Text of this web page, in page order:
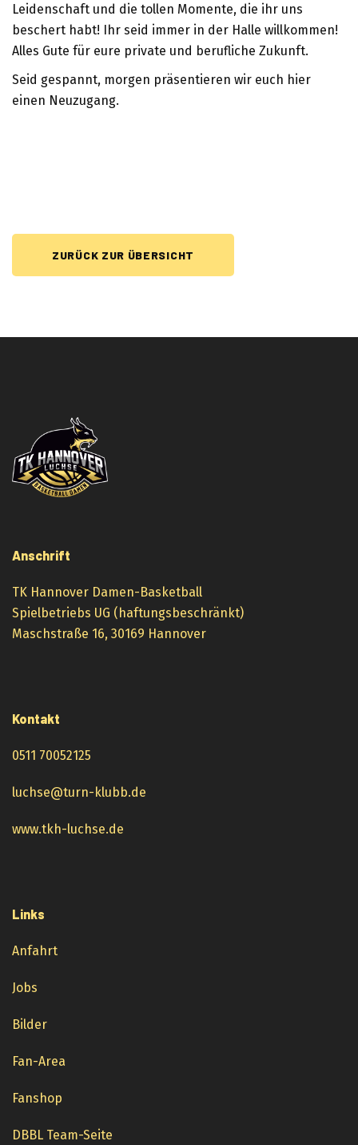
Leidenschaft und die tollen Momente, die ihr uns
beschert habt! Ihr seid immer in der Halle willkommen!
Alles Gute für eure private und berufliche Zukunft.
Seid gespannt, morgen präsentieren wir euch hier
einen Neuzugang.
ZURÜCK ZUR ÜBERSICHT
Anschrift
TK Hannover Damen-Basketball
Spielbetriebs UG (haftungsbeschränkt)
Maschstraße 16, 30169 Hannover
Kontakt
0511 70052125
luchse@turn-klubb.de
www.tkh-luchse.de
Links
Anfahrt
Jobs
Bilder
Fan-Area
Fanshop
DBBL Team-Seite